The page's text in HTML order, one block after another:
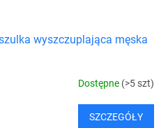
wyszczuplająca męska
Dostępne (>5 szt)
SZCZEGÓŁY